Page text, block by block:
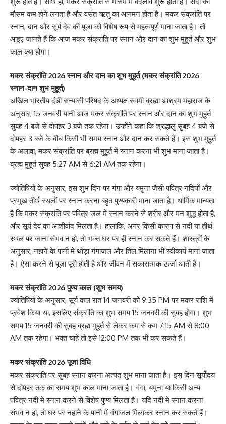
मौसम कम होने लगता है और वसंत ऋतु का आगमन होता है। मकर संक्रांति पर
स्नान, दान और सूर्य देव की पूजा को विशेष रूप से महत्वपूर्ण माना जाता है। तो
आइए जानते हैं कि आज मकर संक्रांति पर स्नान और दान का शुभ मुहूर्त और शुभ
काल क्या होगा।
मकर संक्रांति 2026 स्नान और दान का शुभ मुहूर्त (मकर संक्रांति 2026
स्नान-दान शुभ मुहूर्त)
अखिल भारतीय दंडी सन्यासी परिषद के अध्यक्ष स्वामी ब्रह्मा आश्रम महाराज के
अनुसार, 15 जनवरी यानी आज मकर संक्रांति पर स्नान और दान का शुभ मुहूर्त
सुबह 4 बजे से दोपहर 3 बजे तक रहेगा। उन्होंने कहा कि श्रद्धालु सुबह 4 बजे से
दोपहर 3 बजे के बीच किसी भी समय स्नान और दान कर सकते हैं। इस शुभ मुहूर्त
के अलावा, मकर संक्रांति पर ब्रह्म मुहूर्त में स्नान करना भी शुभ माना जाता है।
ब्रह्म मुहूर्त सुबह 5:27 AM से 6:21 AM तक रहेगा।
ज्योतिषियों के अनुसार, इस शुभ दिन पर गंगा और यमुना जैसी पवित्र नदियों और
प्रमुख तीर्थ स्थलों पर स्नान करना बहुत पुण्यकारी माना जाता है। धार्मिक मान्यता
है कि मकर संक्रांति पर पवित्र जल में स्नान करने से शरीर और मन शुद्ध होता है,
और सूर्य देव का आशीर्वाद मिलता है। हालांकि, अगर किसी कारण से नदी या तीर्थ
स्थल पर जाना संभव न हो, तो भक्त घर पर ही स्नान कर सकते हैं। शास्त्रों के
अनुसार, नहाने के पानी में थोड़ा गंगाजल और तिल मिलाना भी स्वीकार्य माना जाता
है। ऐसा करने से पूजा पूरी होती है और जीवन में सकारात्मक ऊर्जा आती है।
मकर संक्रांति 2026 पुण्य काल (शुभ समय)
ज्योतिषियों के अनुसार, सूर्य कल रात 14 जनवरी को 9:35 PM पर मकर राशि में
प्रवेश किया था, इसलिए संक्रांति का शुभ समय 15 जनवरी की सुबह होगा। शुभ
समय 15 जनवरी की सुबह ब्रह्म मुहूर्त से लेकर कम से कम 7:15 AM से 8:00
AM तक रहेगा। भक्त चाहें तो इसे 12:00 PM तक भी कर सकते हैं।
मकर संक्रांति 2026 पूजा विधि
मकर संक्रांति पर सुबह स्नान करना अत्यंत शुभ माना जाता है। इस दिन सूर्योदय
से दोपहर तक का समय शुभ काल माना जाता है। गंगा, यमुना या किसी अन्य
पवित्र नदी में स्नान करने से विशेष पुण्य मिलता है। यदि नदी में स्नान करना
संभव न हो, तो घर पर नहाने के पानी में गंगाजल मिलाकर स्नान कर सकते हैं।